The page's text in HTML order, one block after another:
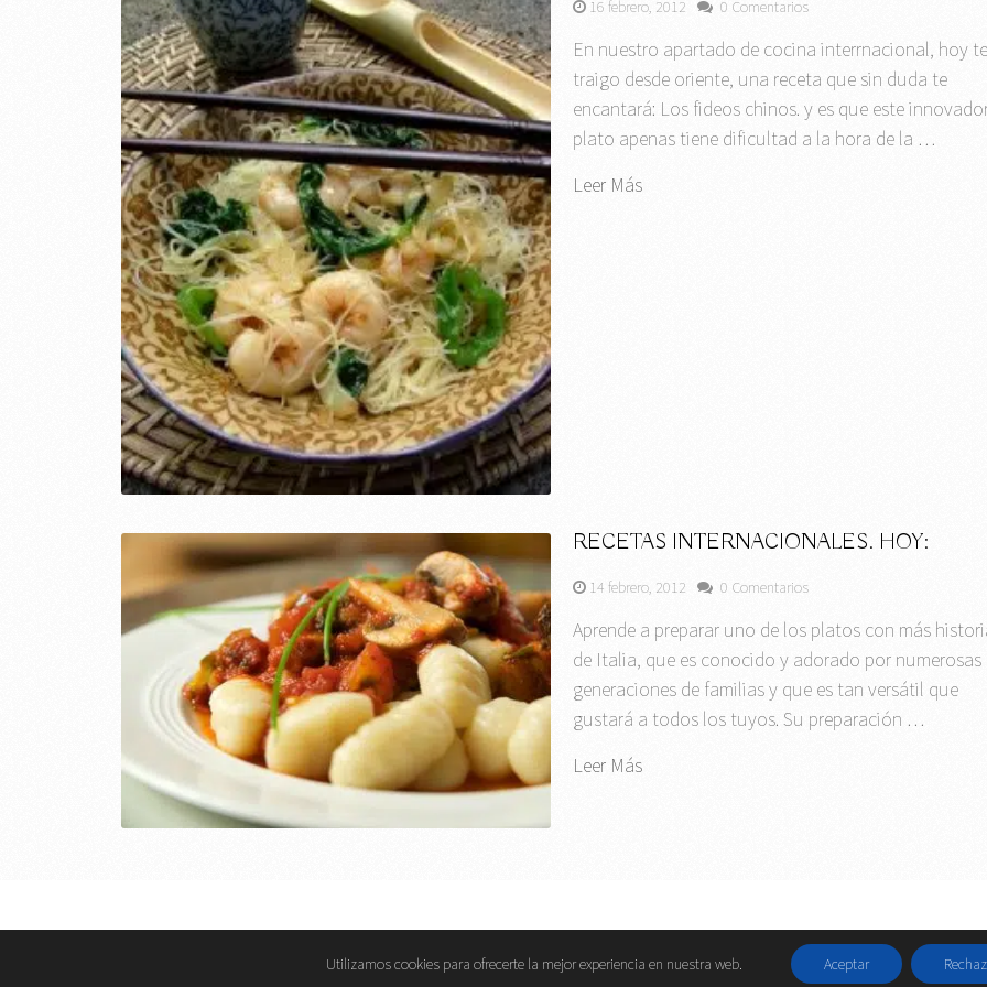
16 febrero, 2012 0 Comentarios
En nuestro apartado de cocina interrnacional, hoy
traigo desde oriente, una receta que sin duda te
encantará: Los fideos chinos. y es que este
plato apenas tiene dificultad a la hora de la …
Leer Más
RECETAS INTERNACIONALES. HOY:
14 febrero, 2012 0 Comentarios
Aprende a preparar uno de los platos con más
de Italia, que es conocido y adorado por numerosas
generaciones de familias y que es tan versátil que
gustará a todos los tuyos. Su preparación …
Leer Más
Contactar||
Utilizamos cookies para ofrecerte la mejor experiencia en nuestra web. Aceptar